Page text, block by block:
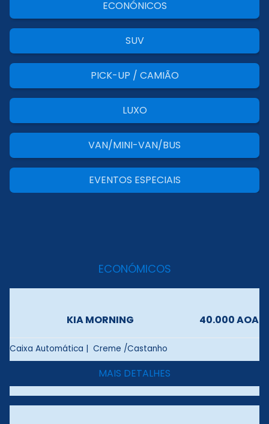
ECONÓNICOS
SUV
PICK-UP / CAMIÃO
LUXO
VAN/MINI-VAN/BUS
EVENTOS ESPECIAIS
ECONÓMICOS
KIA MORNING 40.000 AOA
Caixa Automática | Creme /Castanho
MAIS DETALHES